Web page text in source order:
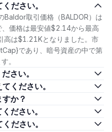
ださい。
取引価格（BALDOR）は
価格は最安値$2.14から最高
高は$1.21Kとなりました。市
であり、暗号資産の中で第
。
さい。
ください。
すか？
ださい。
ださい。